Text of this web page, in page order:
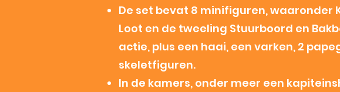
De set bevat 8 minifiguren, waaronder
Loot en de tweeling Stuurboord en
actie, plus een haai, een varken, 2
skeletfiguren.
In de kamers, onder meer een